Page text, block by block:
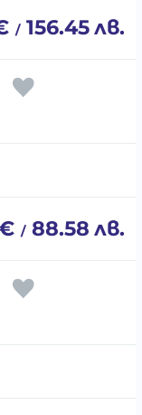
/ 156.45лв.
/ 88.58 лв.